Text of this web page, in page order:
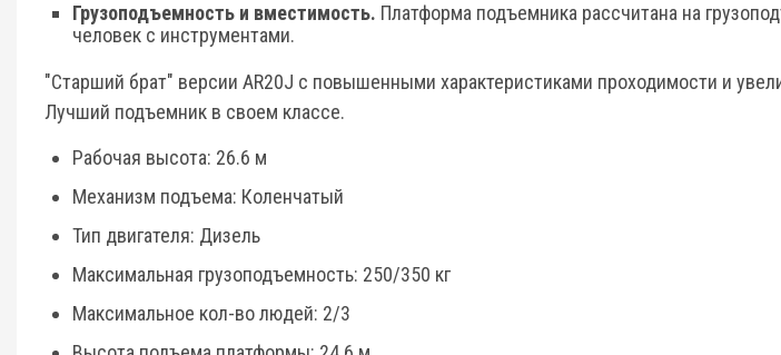
Грузоподъемность и вместимость. Платформа подъемника рассчитана на
человек с инструментами.
"Старший брат" версии AR20J с повышенными характеристиками проходимости и
Лучший подъемник в своем классе.
Рабочая высота: 26.6 м
Механизм подъема: Коленчатый
Тип двигателя: Дизель
Максимальная грузоподъемность: 250/350 кг
Максимальное кол-во людей: 2/3